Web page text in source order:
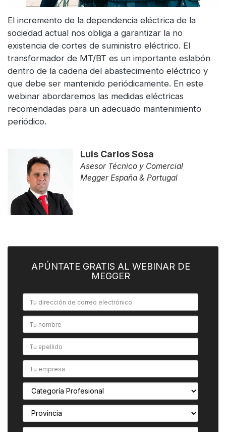
El incremento de la dependencia eléctrica de la
sociedad actual nos obliga a garantizar la no
existencia de cortes de suministro eléctrico. El
transformador de MT/BT es un importante eslabón
dentro de la cadena del abastecimiento eléctrico y
que debe ser mantenido periódicamente. En este
webinar abordaremos las medidas eléctricas
recomendadas para un adecuado mantenimiento
periódico.
Luis Carlos Sosa
Asesor Técnico y Comercial
Megger España & Portugal
APÚNTATE GRATIS AL WEBINAR DE
MEGGER